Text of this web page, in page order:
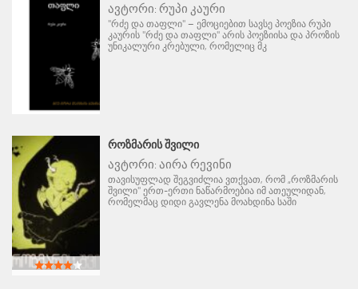
ავტორი: რუპი კაური
"რძე და თაფლი" – ემოციებით სავსე პოეზია რუპი
კაურის "რძე და თაფლი" არის პოეზიისა და პროზის
უნიკალური კრებული, რომელიც მკ
ᲠᲝᲖᲛᲐᲠᲘᲡ ᲨᲕᲘᲚᲘ
ავტორი: აირა რევინი
თავისუფლად შეგვიძლია ვთქვათ, რომ „როზმარის
შვილი" ერთ-ერთი ნაწარმოებია იმ ათეულიდან,
რომელმაც დიდი გავლენა მოახდინა საში